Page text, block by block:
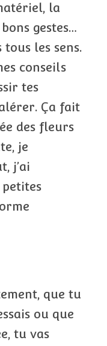
la
gestes…
les sens.
conseils
tes
Ça fait
des fleurs
je
j’ai
que tu
ou que
tu vas